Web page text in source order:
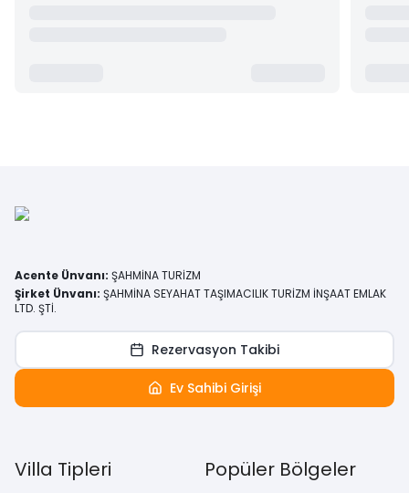
Villa Tipleri Popüler Bölgeler
Acente Ünvanı: ŞAHMİNA TURİZM
Şirket Ünvanı: ŞAHMİNA SEYAHAT TAŞIMACILIK TURİZM İNŞAAT EMLAK
LTD. ŞTİ.
Rezervasyon Takibi
Ev Sahibi Girişi